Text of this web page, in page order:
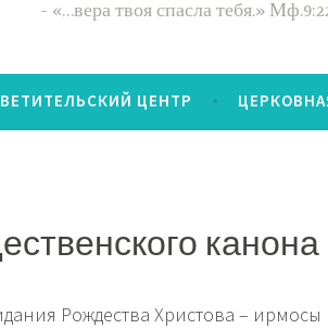
«…вера твоя спасла тебя.»
ЦЕНТР
канона
Рождества Христова – ирмосы